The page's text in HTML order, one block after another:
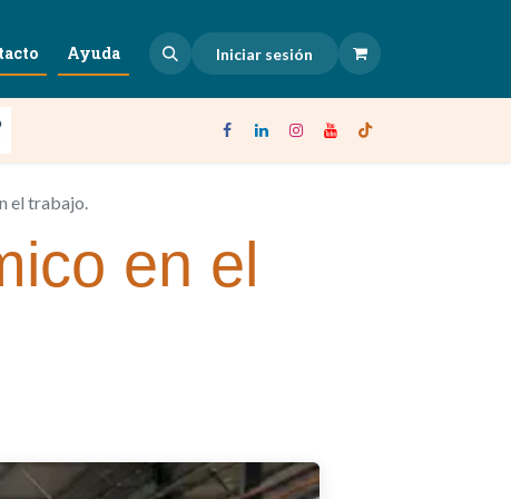
Ayuda Iniciar sesión
el trabajo.
en el